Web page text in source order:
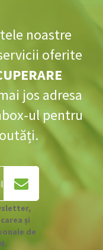
noastre
oferite
jos adresa
ul pentru
și
de